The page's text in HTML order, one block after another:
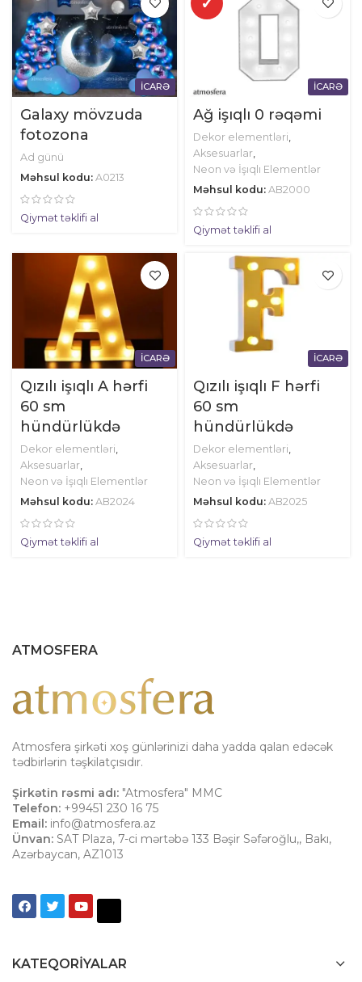
İCARƏ
Galaxy mövzuda
fotozona
Ad günü
Məhsul kodu: A0213
Qiymət təklifi al
İCARƏ
Ağ işıqlı 0 rəqəmi
Dekor elementləri
Aksesuarlar
Neon və İşıqlı Elementlər
Məhsul kodu: AB2000
Qiymət təklifi al
İCARƏ
Qızılı işıqlı A hərfi
60 sm
hündürlükdə
Dekor elementləri,
Aksesuarlar,
Neon və İşıqlı Elementlər
Məhsul kodu: AB2024
Qiymət təklifi al
İCARƏ
Qızılı işıqlı F hərfi
60 sm
hündürlükdə
Dekor elementləri,
Aksesuarlar,
Neon və İşıqlı Elementlər
Məhsul kodu: AB2025
Qiymət təklifi al
ATMOSFERA
Atmosfera şirkəti xoş günlərinizi daha yadda qalan edəcək
tədbirlərin təşkilatçısıdır.
Şirkətin rəsmi adı: "Atmosfera" MMC
Telefon: +99451 230 16 75
Email: info@atmosfera.az
Ünvan: SAT Plaza, 7-ci mərtəbə 133 Bəşir Səfəroğlu,, Bakı,
Azərbaycan, AZ1013
KATEQORIYALAR